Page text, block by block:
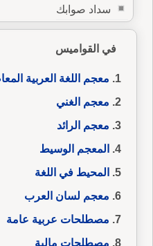
سداد صوابك
في القواميس
معجم اللغة العربية
معجم الغني
معجم الرائد
المعجم الوسيط
المحيط في اللغة
معجم لسان العرب
مصطلحات عربية عامة
مصطلحات مالية